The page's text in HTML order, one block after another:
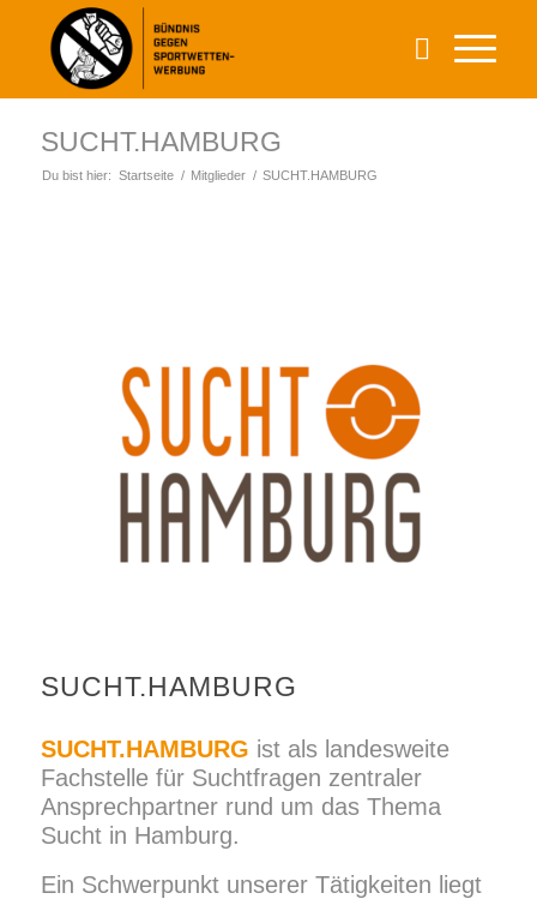
SUCHT.HAMBURG
Du bist hier: Startseite / Mitglieder / SUCHT.HAMBURG
SUCHT.HAMBURG
SUCHT.HAMBURG ist als landesweite
Fachstelle für Suchtfragen zentraler
Ansprechpartner rund um das Thema
Sucht in Hamburg.
Ein Schwerpunkt unserer Tätigkeiten liegt